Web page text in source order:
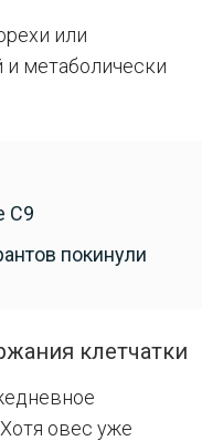
или
метаболически
C9
покинули
клетчатки
овес уже